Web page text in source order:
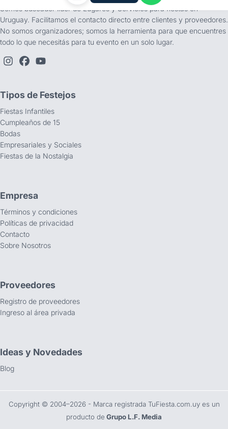
Somos buscador líder de Lugares y Servicios para fiestas en
Uruguay. Facilitamos el contacto directo entre clientes y proveedores.
No somos organizadores; somos la herramienta para que encuentres
todo lo que necesitás para tu evento en un solo lugar.
Tipos de Festejos
Fiestas Infantiles
Cumpleaños de 15
Bodas
Empresariales y Sociales
Fiestas de la Nostalgia
Empresa
Términos y condiciones
Políticas de privacidad
Contacto
Sobre Nosotros
Proveedores
Registro de proveedores
Ingreso al área privada
Ideas y Novedades
Blog
Copyright ©️ 2004–2026 - Marca registrada TuFiesta.com.uy es un
producto de Grupo L.F. Media